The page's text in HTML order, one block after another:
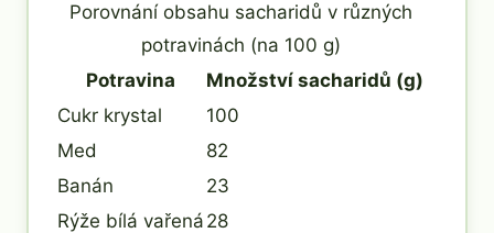
Porovnání obsahu sacharidů v různých
potravinách (na 100 g)
Potravina
Množství sacharidů (g)
Cukr krystal
100
Med
82
Banán
23
Rýže bílá vařená 28